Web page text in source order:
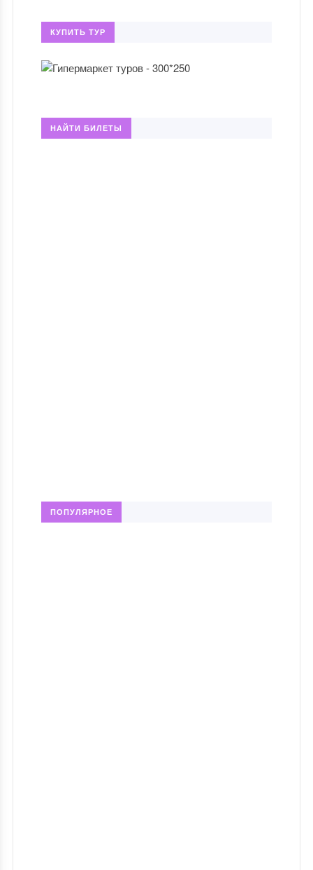
КУПИТЬ ТУР
НАЙТИ БИЛЕТЫ
ПОПУЛЯРНОЕ